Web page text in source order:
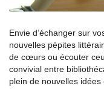
Envie d’échanger sur
nouvelles pépites
de cœurs ou écouter
convivial entre
plein de nouvelles idées